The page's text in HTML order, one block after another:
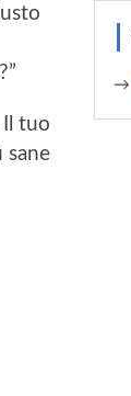
tuo
sane
→